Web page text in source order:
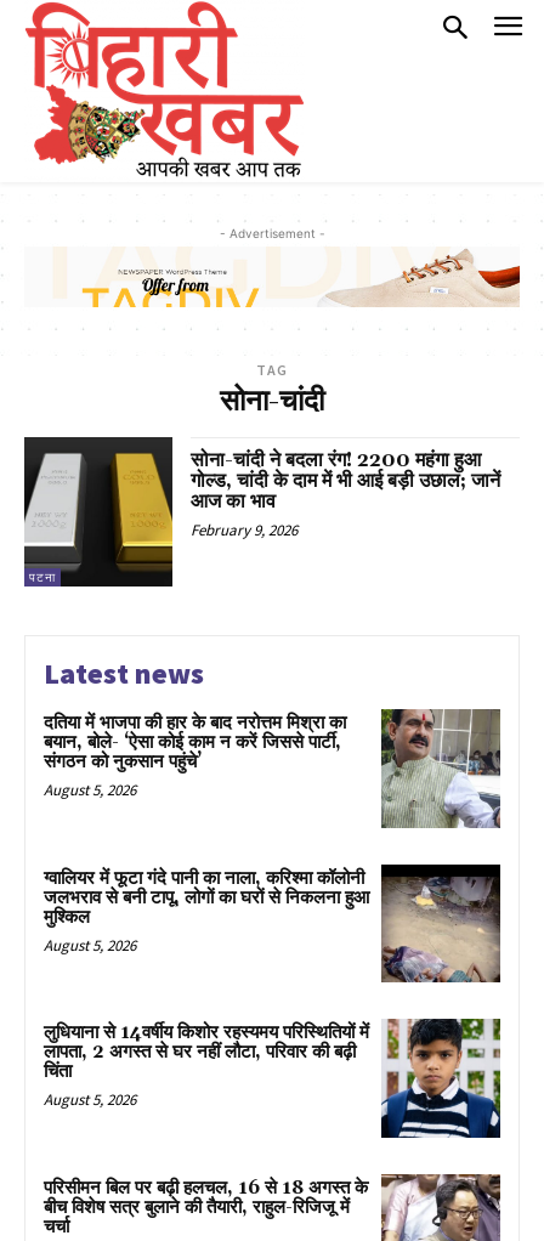
- Advertisement -
TAG
सोना-चांदी
पटना
सोना-चांदी ने बदला रंग! 2200 महंगा हुआ
गोल्ड, चांदी के दाम में भी आई बड़ी उछाल; जानें
आज का भाव
February 9, 2026
Latest news
दतिया में भाजपा की हार के बाद नरोत्तम मिश्रा का
बयान, बोले- ‘ऐसा कोई काम न करें जिससे पार्टी,
संगठन को नुकसान पहुंचे’
August 5, 2026
ग्वालियर में फूटा गंदे पानी का नाला, करिश्मा कॉलोनी
जलभराव से बनी टापू, लोगों का घरों से निकलना हुआ
मुश्किल
August 5, 2026
लुधियाना से 14वर्षीय किशोर रहस्यमय परिस्थितियों में
लापता, 2 अगस्त से घर नहीं लौटा, परिवार की बढ़ी
चिंता
August 5, 2026
परिसीमन बिल पर बढ़ी हलचल, 16 से 18 अगस्त के
बीच विशेष सत्र बुलाने की तैयारी, राहुल-रिजिजू में
चर्चा